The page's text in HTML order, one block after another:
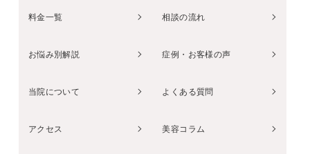
料金一覧 相談の流れ
お悩み別解説 症例・お客様の声
当院について よくある質問
アクセス 美容コラム